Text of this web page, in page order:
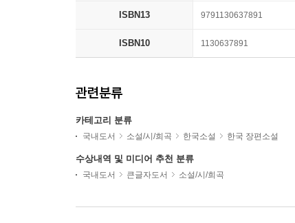
ISBN13 9791130637891
ISBN10 1130637891
관련분류
카테고리 분류
국내도서 소설/시/희곡 한국소설 한국 장편소설
수상내역 및 미디어 추천 분류
국내도서 큰글자도서 소설/시/희곡